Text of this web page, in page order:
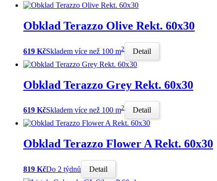
Obklad Terazzo Olive Rekt. 60x30
619 KčSkladem více než 100 m2 Detail
Obklad Terazzo Grey Rekt. 60x30
619 KčSkladem více než 100 m2 Detail
Obklad Terazzo Flower A Rekt. 60x30
819 KčDo 2 týdnů Detail